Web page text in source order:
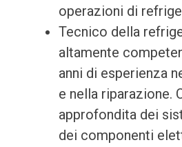
operazioni di
Tecnico della
altamente
anni di esperienza
e nella riparazione.
approfondita dei
dei componenti